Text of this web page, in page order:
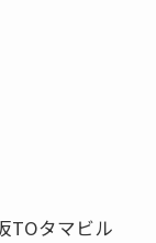
TOタマビル